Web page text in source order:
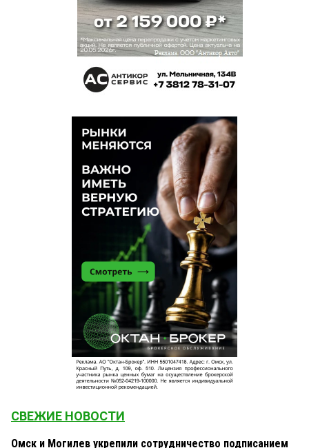
СВЕЖИЕ НОВОСТИ
Омск и Могилев укрепили сотрудничество подписанием